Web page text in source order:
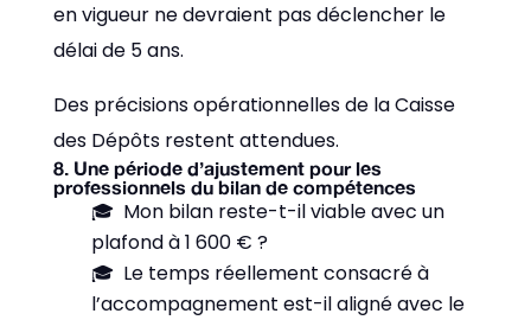
en vigueur ne devraient pas déclencher le
délai de 5 ans.
Des précisions opérationnelles de la Caisse
des Dépôts restent attendues.
8. Une période d’ajustement pour les
professionnels du bilan de compétences
Mon bilan reste-t-il viable avec un
plafond à 1 600 € ?
Le temps réellement consacré à
l’accompagnement est-il aligné avec le